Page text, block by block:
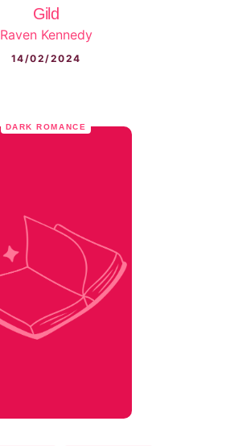
Gild
Raven Kennedy
14/02/2024
DARK ROMANCE